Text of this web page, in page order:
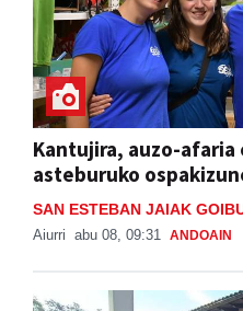
Kantujira, auzo-
asteburuko
SAN ESTEBAN JAIAK
Aiurri abu 08, 09:31 ANDOAIN